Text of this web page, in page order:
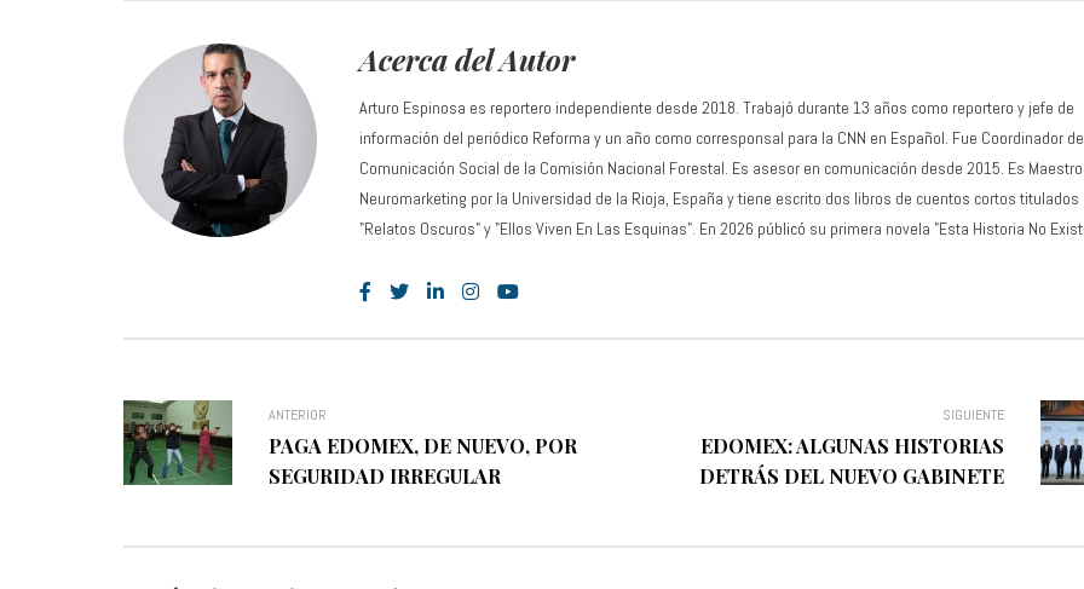
Acerca del Autor
Arturo Espinosa es reportero independiente desde 2018. Trabajó durante 13 años como reportero y jefe de
información del periódico Reforma y un año como corresponsal para la CNN en Español. Fue Coordinador de
Comunicación Social de la Comisión Nacional Forestal. Es asesor en comunicación desde 2015. Es
Neuromarketing por la Universidad de la Rioja, España y tiene escrito dos libros de cuentos cortos titulados
"Relatos Oscuros" y "Ellos Viven En Las Esquinas". En 2026 públicó su primera novela "Esta Historia No
ANTERIOR
PAGA EDOMEX, DE NUEVO, POR
SEGURIDAD IRREGULAR
SIGUIENTE
EDOMEX: ALGUNAS HISTORIAS
DETRÁS DEL NUEVO GABINETE